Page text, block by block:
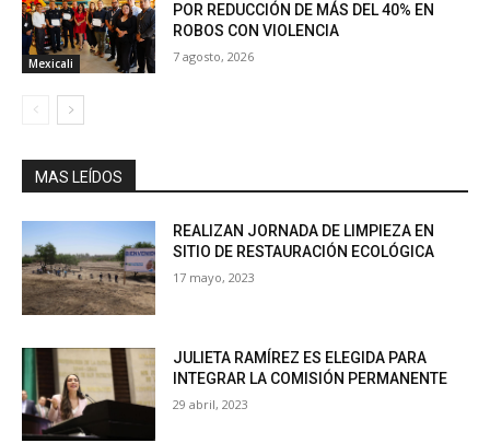
Mexicali
POR REDUCCIÓN DE MÁS DEL 40% EN
ROBOS CON VIOLENCIA
7 agosto, 2026
MAS LEÍDOS
REALIZAN JORNADA DE LIMPIEZA EN
SITIO DE RESTAURACIÓN ECOLÓGICA
17 mayo, 2023
JULIETA RAMÍREZ ES ELEGIDA PARA
INTEGRAR LA COMISIÓN PERMANENTE
29 abril, 2023